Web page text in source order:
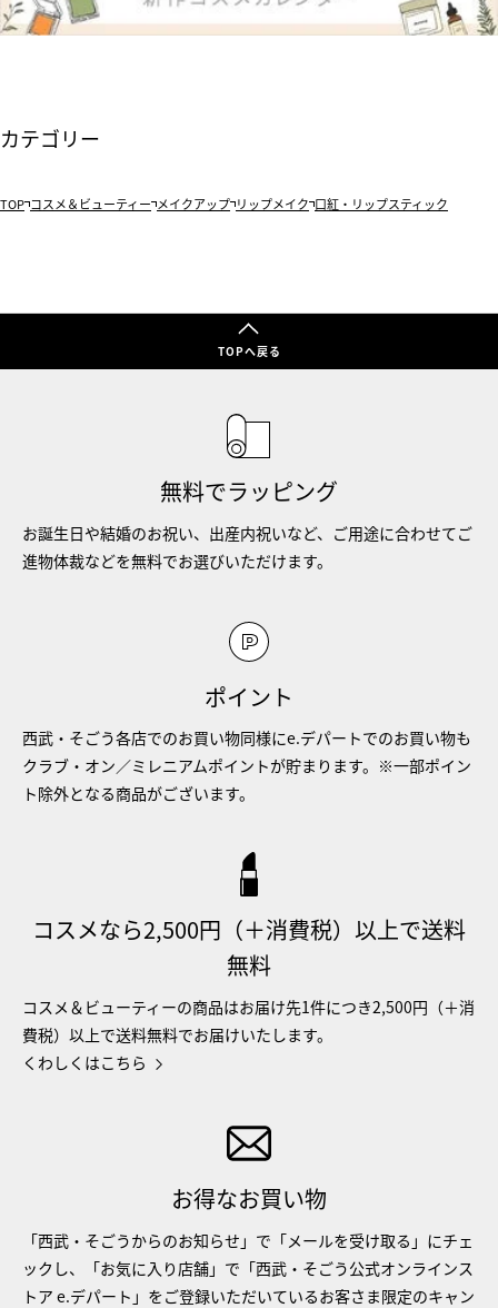
カテゴリー
TOP コスメ＆ビューティー メイクアップ リップメイク 口紅・リップスティック
TOPへ戻る
無料でラッピング
お誕生日や結婚のお祝い、出産内祝いなど、ご用途に合わせてご
進物体裁などを無料でお選びいただけます。
ポイント
西武・そごう各店でのお買い物同様にe.デパートでのお買い物も
クラブ・オン／ミレニアムポイントが貯まります。※一部ポイン
ト除外となる商品がございます。
コスメなら2,500円（＋消費税）以上で送料
無料
コスメ＆ビューティーの商品はお届け先1件につき2,500円（＋消
費税）以上で送料無料でお届けいたします。
くわしくはこちら
お得なお買い物
「西武・そごうからのお知らせ」で「メールを受け取る」にチェ
ックし、「お気に入り店舗」で「西武・そごう公式オンラインス
トア e.デパート」をご登録いただいているお客さま限定のキャン